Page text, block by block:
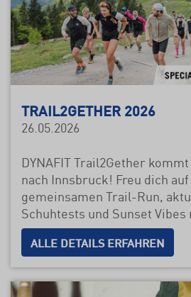
TRAIL2GETHER 2026
26.05.2026
DYNAFIT Trail2Gether kommt
nach Innsbruck! Freu dich
gemeinsamen Trail-Run,
Schuhtests und Sunset Vibes
ALLE DETAILS ERFAHREN